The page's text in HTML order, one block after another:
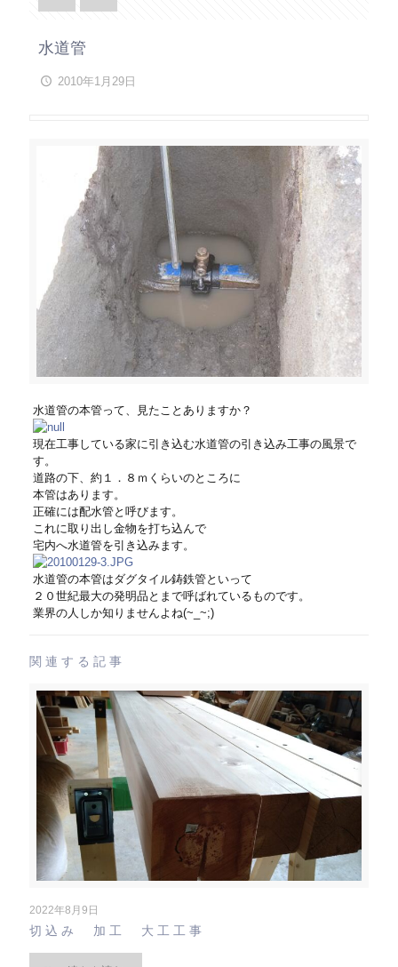
水道管
2010年1月29日
水道管の本管って、見たことありますか？
現在工事している家に引き込む水道管の引き込み工事の風景で
す。
道路の下、約１．８ｍくらいのところに
本管はあります。
正確には配水管と呼びます。
これに取り出し金物を打ち込んで
宅内へ水道管を引き込みます。
水道管の本管はダグタイル鋳鉄管といって
２０世紀最大の発明品とまで呼ばれているものです。
業界の人しか知りませんよね(~_~;)
関連する記事
2022年8月9日
切込み 加工 大工工事